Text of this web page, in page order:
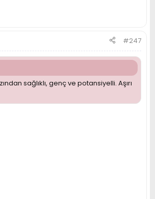
#247
sağlıklı, genç ve potansiyelli. Aşırı